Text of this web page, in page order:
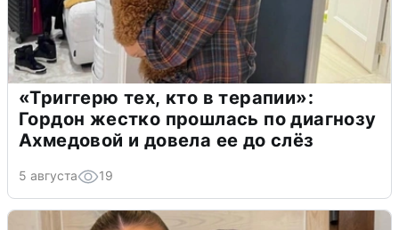
«Триггерю тех, кто в терапии»:
Гордон жестко прошлась по диагнозу
Ахмедовой и довела ее до слёз
5 августа 19